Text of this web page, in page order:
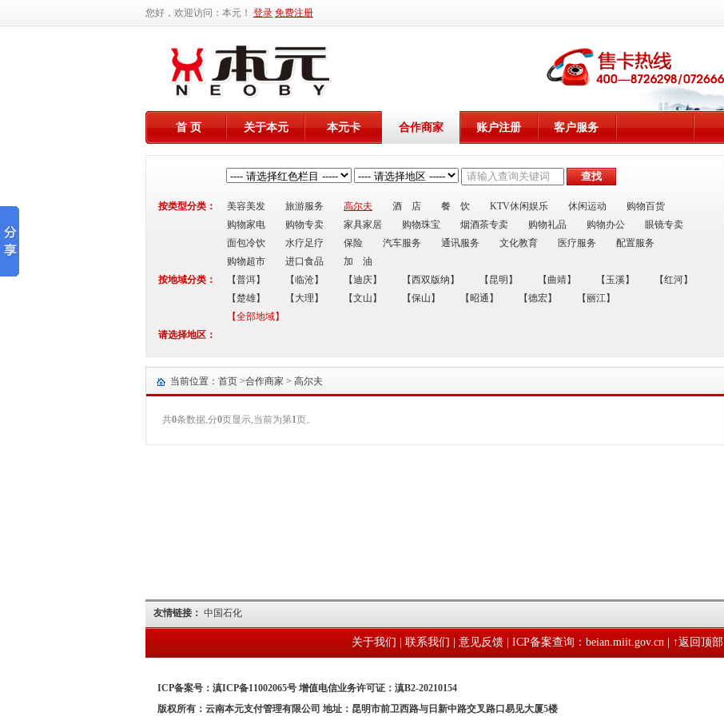
您好，欢迎访问：本元！ 登录 免费注册
首 页 关于本元 本元卡 合作商家 账户注册 客户服务
按类型分类： 美容美发 旅游服务 高尔夫 酒 店 餐 饮 KTV休闲娱乐 休闲运动
购物百货
购物家电
购物专卖 家具家居 购物珠宝 烟酒茶专卖 购物礼品 购物办公
眼镜专卖
面包冷饮
水疗足疗 保险 汽车服务 通讯服务 文化教育 医疗服务
配置服务
购物超市
进口食品
加 油
按地域分类：
【普洱】 【临沧】 【迪庆】 【西双版纳】 【昆明】 【曲靖】 【玉溪】
【红河】
【楚雄】
【大理】 【文山】 【保山】 【昭通】 【德宏】
【丽江】
【全部地域】
请选择地区：
当前位置：首页 >合作商家 > 高尔夫
共0条数据,分0页显示,当前为第1页。
友情链接： 中国石化
关于我们 联系我们 意见反馈| ICP备案查询：beian.miit.gov.cn| ↑返回顶部
ICP备案号：滇ICP备11002065号 增值电信业务许可证：滇B2-20210154
版权所有：云南本元支付管理有限公司 地址：昆明市前卫西路与日新中路交叉路口易见大厦5楼